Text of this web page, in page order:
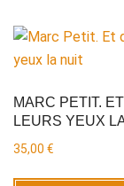
MARC PETIT.
LEURS YEUX
35,00 €